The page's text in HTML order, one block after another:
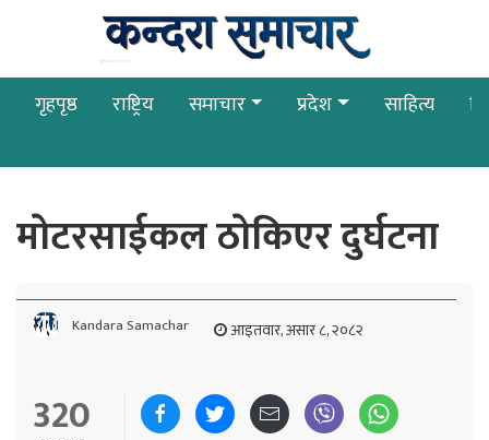
गृहपृष्ठ राष्ट्रिय समाचार प्रदेश साहित्य
माेटरसाईकल ठाेकिएर दुर्घटना
Kandara Samachar आइतवार, असार ८, २०८२
320